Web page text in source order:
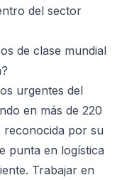
del sector
de clase mundial
urgentes del
en más de 220
reconocida por su
punta en logística
Trabajar en